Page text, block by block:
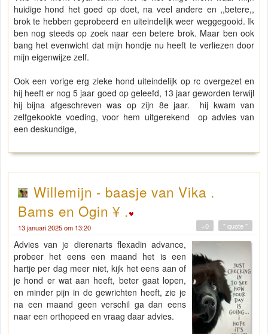
huidige hond het goed op doet, na veel andere en ,,betere,,
brok te hebben geprobeerd en uiteindelijk weer weggegooid. Ik
ben nog steeds op zoek naar een betere brok. Maar ben ook
bang het evenwicht dat mijn hondje nu heeft te verliezen door
mijn eigenwijze zelf.
Ook een vorige erg zieke hond uiteindelijk op rc overgezet en
hij heeft er nog 5 jaar goed op geleefd, 13 jaar geworden terwijl
hij bijna afgeschreven was op zijn 8e jaar. hij kwam van
zelfgekookte voeding, voor hem uitgerekend op advies van
een deskundige,
Willemijn - baasje van Vika .
Bams en Ogin ¥ .
13 januari 2025 om 13:20 " quote "
+0
Advies van je dierenarts flexadin advance,
probeer het eens een maand het is een
hartje per dag meer niet, kijk het eens aan of
je hond er wat aan heeft, beter gaat lopen,
en minder pijn in de gewrichten heeft, zie je
na een maand geen verschil ga dan eens
naar een orthopeed en vraag daar advies.